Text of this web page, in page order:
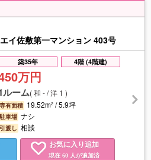
イ佐敷第一マンション 403号
築35年 4階 (4階建)
万円
ルーム(和 - / 洋 1 )
専有面積 19.52m² / 5.9坪
駐車場 ナシ
引渡し 相談
お気に入り追加
現在 60人が追加済